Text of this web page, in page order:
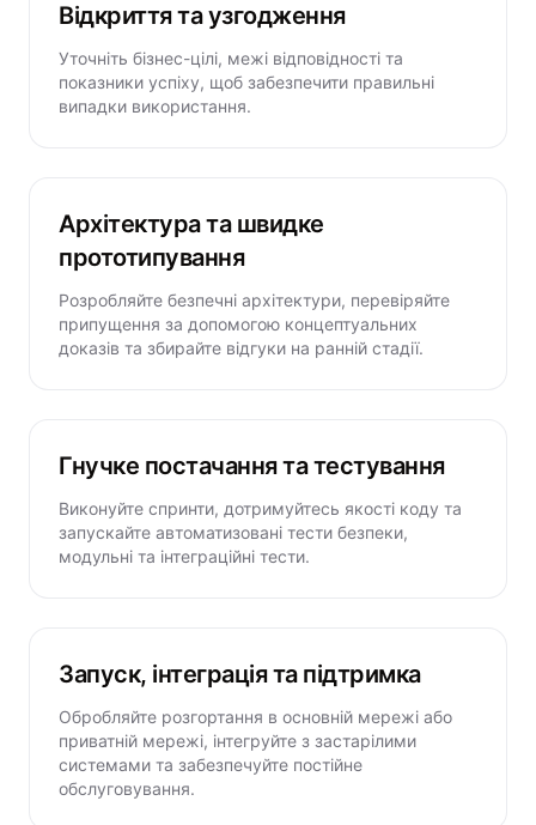
Відкриття та узгодження
Уточніть бізнес-цілі, межі відповідності та
показники успіху, щоб забезпечити правильні
випадки використання.
Архітектура та швидке
прототипування
Розробляйте безпечні архітектури, перевіряйте
припущення за допомогою концептуальних
доказів та збирайте відгуки на ранній стадії.
Гнучке постачання та тестування
Виконуйте спринти, дотримуйтесь якості коду та
запускайте автоматизовані тести безпеки,
модульні та інтеграційні тести.
Запуск, інтеграція та підтримка
Обробляйте розгортання в основній мережі або
приватній мережі, інтегруйте з застарілими
системами та забезпечуйте постійне
обслуговування.